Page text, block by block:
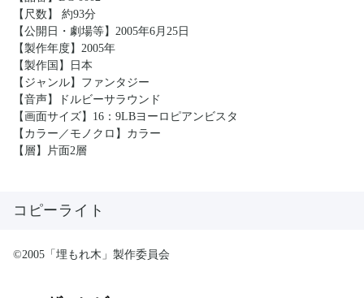
【尺数】 約93分
【公開日・劇場等】2005年6月25日
【製作年度】2005年
【製作国】日本
【ジャンル】ファンタジー
【音声】ドルビーサラウンド
【画面サイズ】16：9LBヨーロピアンビスタ
【カラー／モノクロ】カラー
【層】片面2層
コピーライト
©2005「埋もれ木」製作委員会